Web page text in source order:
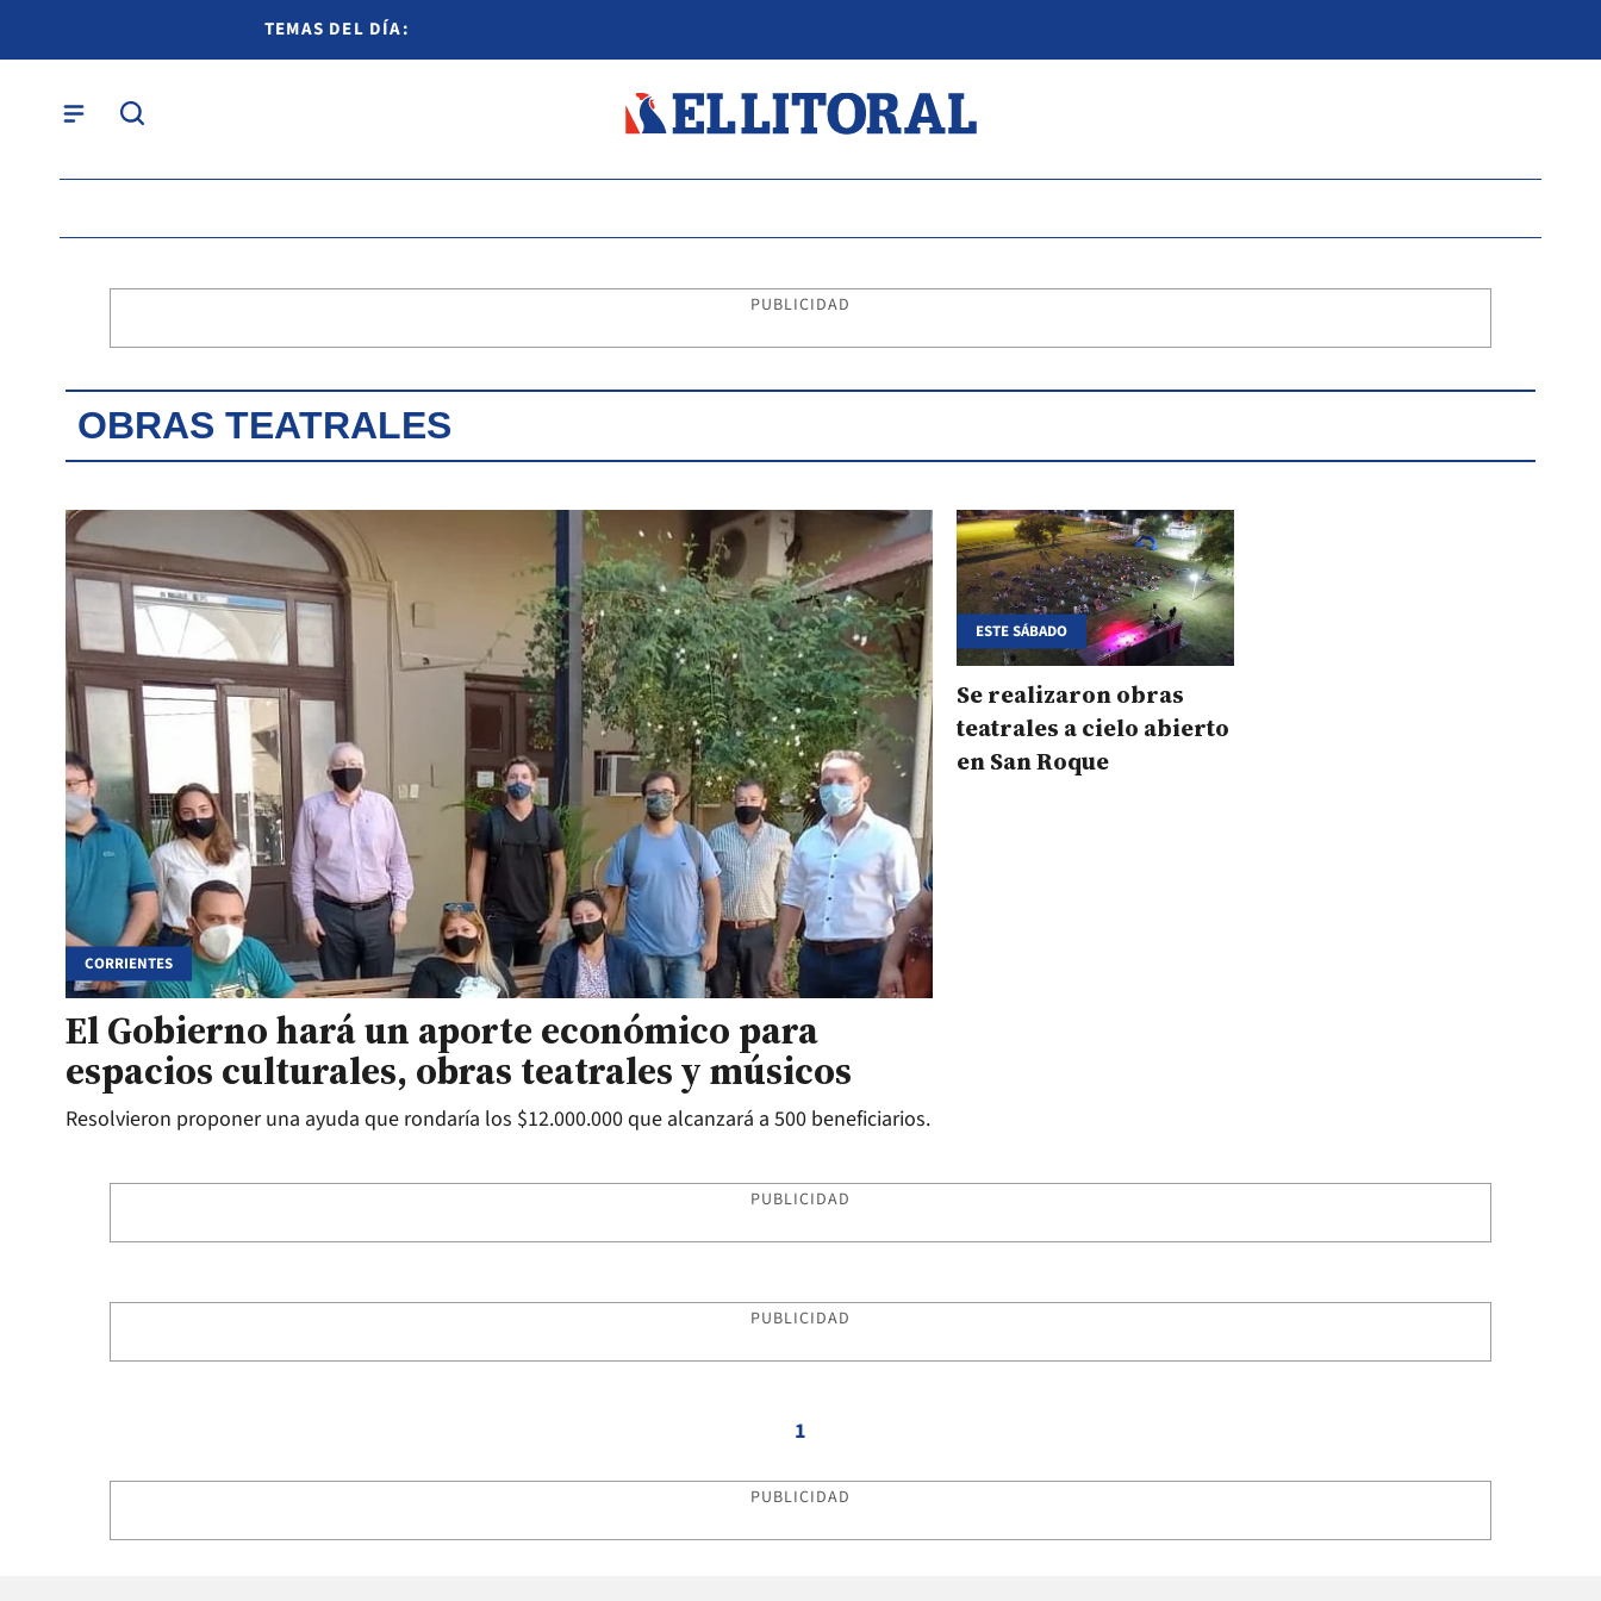
TEMAS DEL DÍA:
PUBLICIDAD
OBRAS TEATRALES
CORRIENTES
El Gobierno hará un aporte económico para
espacios culturales, obras teatrales y músicos
Resolvieron proponer una ayuda que rondaría los $12.000.000 que alcanzará a 500 beneficiarios.
ESTE SÁBADO
Se realizaron obras
teatrales a cielo abierto
en San Roque
PUBLICIDAD
PUBLICIDAD
1
PUBLICIDAD